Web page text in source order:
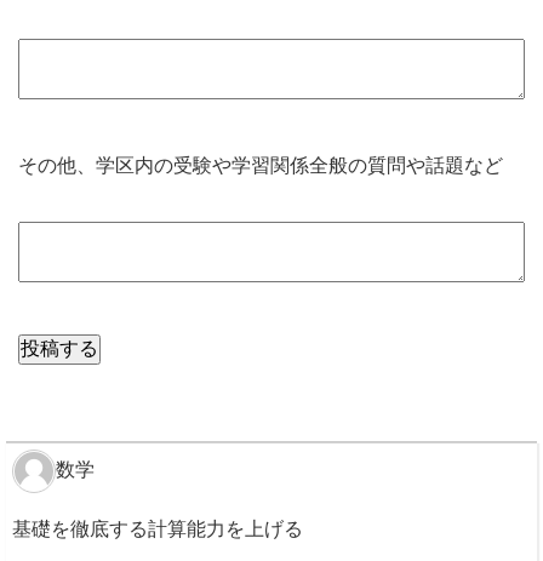
その他、学区内の受験や学習関係全般の質問や話題など
数学
基礎を徹底する計算能力を上げる